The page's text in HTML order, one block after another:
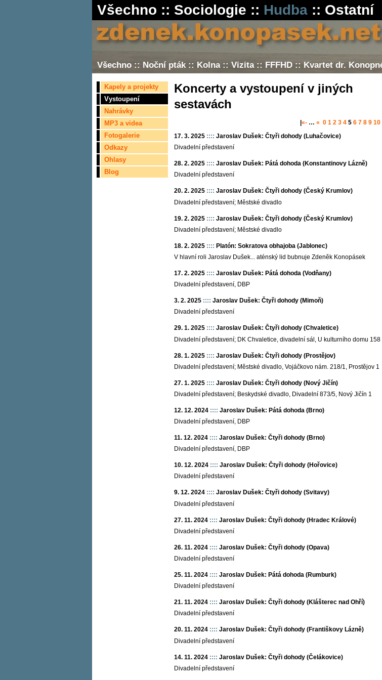
Všechno :: Sociologie :: Hudba :: Ostatní
Všechno :: Noční pták:: Kolna:: Vizita:: FFFHD :: Kvartet dr.
Kapely a projekty
Vystoupení
Nahrávky
MP3 a videa
Fotogalerie
Odkazy
Ohlasy
Blog
Koncerty a vystoupení v jiných
sestavách
«- … « 0 1 2 3 4 5 6 7 8 9 10
17. 3. 2025 :::: Jaroslav Dušek: Čtyři dohody (Luhačovice)
Divadelní představení
28. 2. 2025 :::: Jaroslav Dušek: Pátá dohoda (Konstantinovy Lázně)
Divadelní představení
20. 2. 2025 :::: Jaroslav Dušek: Čtyři dohody (Český Krumlov)
Divadelní představení; Městské divadlo
19. 2. 2025 :::: Jaroslav Dušek: Čtyři dohody (Český Krumlov)
Divadelní představení; Městské divadlo
18. 2. 2025 :::: Platón: Sokratova obhajoba (Jablonec)
V hlavní roli Jaroslav Dušek... aténský lid bubnuje Zdeněk Konopásek
17. 2. 2025 :::: Jaroslav Dušek: Pátá dohoda (Vodňany)
Divadelní představení, DBP
3. 2. 2025 :::: Jaroslav Dušek: Čtyři dohody (Mimoň)
Divadelní představení
29. 1. 2025 :::: Jaroslav Dušek: Čtyři dohody (Chvaletice)
Divadelní představení; DK Chvaletice, divadelní sál, U kulturního domu 158
28. 1. 2025 :::: Jaroslav Dušek: Čtyři dohody (Prostějov)
Divadelní představení; Městské divadlo, Vojáčkovo nám. 218/1, Prostějov 1
27. 1. 2025 :::: Jaroslav Dušek: Čtyři dohody (Nový Jičín)
Divadelní představení; Beskydské divadlo, Divadelní 873/5, Nový Jičín 1
12. 12. 2024 :::: Jaroslav Dušek: Pátá dohoda (Brno)
Divadelní představení, DBP
11. 12. 2024 :::: Jaroslav Dušek: Čtyři dohody (Brno)
Divadelní představení, DBP
10. 12. 2024 :::: Jaroslav Dušek: Čtyři dohody (Hořovice)
Divadelní představení
9. 12. 2024 :::: Jaroslav Dušek: Čtyři dohody (Svitavy)
Divadelní představení
27. 11. 2024 :::: Jaroslav Dušek: Čtyři dohody (Hradec Králové)
Divadelní představení
26. 11. 2024 :::: Jaroslav Dušek: Čtyři dohody (Opava)
Divadelní představení
25. 11. 2024 :::: Jaroslav Dušek: Pátá dohoda (Rumburk)
Divadelní představení
21. 11. 2024 :::: Jaroslav Dušek: Čtyři dohody (Klášterec nad Ohří)
Divadelní představení
20. 11. 2024 :::: Jaroslav Dušek: Čtyři dohody (Františkovy Lázně)
Divadelní představení
14. 11. 2024 :::: Jaroslav Dušek: Čtyři dohody (Čelákovice)
Divadelní představení